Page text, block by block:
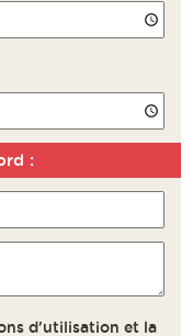
à Lagord :
d'utilisation et la